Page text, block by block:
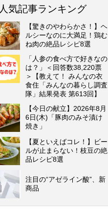
人気記事ランキング
【驚きのやわらかさ！】ヘ
ルシーなのに大満足！鶏む
ね肉の絶品レシピ8選
「人参の食べ方で好きなの
は？」＜回答数38,220票
＞【教えて！ みんなの衣
食住「みんなの暮らし調査
隊」結果発表 第613回】
【今日の献立】2026年8月
6日(木)「豚肉のみそ漬け
焼き」
【夏といえばコレ！】ビー
ルが止まらない！枝豆の絶
品レシピ8選
注目の“アゼライン酸”、新
商品